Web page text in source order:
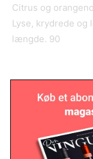
Citrus og
Lyse, krydrede og
længde. 90
64,9% | Juuls |
Dadler, figner og
tør, men
smagen. 90